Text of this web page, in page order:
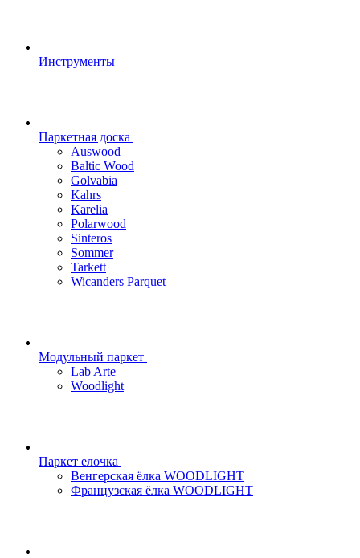
Инструменты
Паркетная доска
Auswood
Baltic Wood
Golvabia
Kahrs
Karelia
Polarwood
Sinteros
Sommer
Tarkett
Wicanders Parquet
Модульный паркет
Lab Arte
Woodlight
Паркет елочка
Венгерская ёлка WOODLIGHT
Французская ёлка WOODLIGHT